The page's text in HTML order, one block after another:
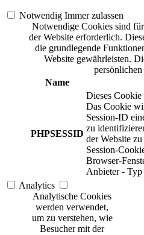
Notwendig Immer zulassen
Notwendige Cookies sind
der Website erforderlich.
die grundlegende
Website gewährleisten.
Name
PHPSESSID
Dieses
Das Cookie
Session-ID
zu
der Website
Session-
Browser-
Anbieter - Typ
Analytics
Analytische Cookies
werden verwendet,
um zu verstehen, wie
Besucher mit der